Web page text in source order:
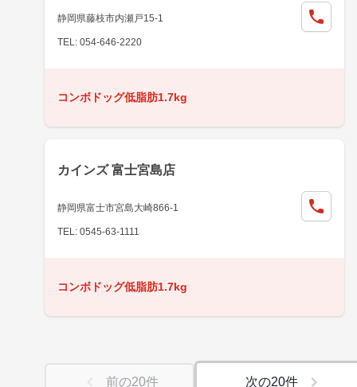
静岡県藤枝市内瀬戸15-1
TEL: 054-646-2220
コンボドッグ低脂肪1.7kg
カインズ 富士宮島店
静岡県富士市宮島大崎866-1
TEL: 0545-63-1111
コンボドッグ低脂肪1.7kg
前の20件 次の20件